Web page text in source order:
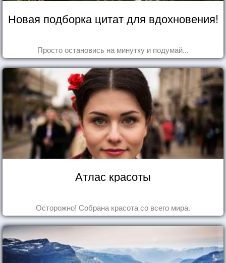
Новая подборка цитат для вдохновения!
Просто остановись на минутку и подумай...
Атлас красоты
Осторожно! Собрана красота со всего мира.